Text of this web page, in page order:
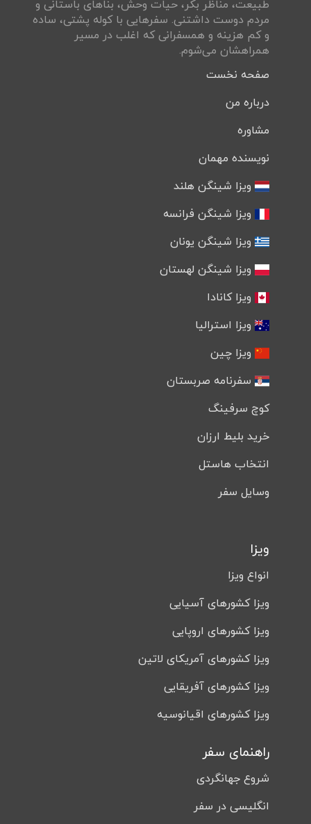
طبيعت، مناظر بكر، حيات وحش، بناهای باستانی و
مردم دوست داشتنی. سفرهايی با کوله پشتی، ساده
و كم هزينه و همسفرانی كه اغلب در مسير
همراهشان می‌شوم.
صفحه نخست
درباره من
مشاوره
نویسنده مهمان
ویزا شینگن هلند
ویزا شینگن فرانسه
ویزا شینگن یونان
ویزا شینگن لهستان
ویزا کانادا
ویزا استرالیا
ویزا چین
سفرنامه صربستان
کوچ سرفینگ
خرید بلیط ارزان
انتخاب هاستل
وسایل سفر
ویزا
انواع ویزا
ویزا کشورهای آسیایی
ویزا کشورهای اروپایی
ویزا کشورهای آمریکای لاتین
ویزا کشورهای آفریقایی
ویزا کشورهای اقیانوسیه
راهنمای سفر
شروع جهانگردی
انگلیسی در سفر